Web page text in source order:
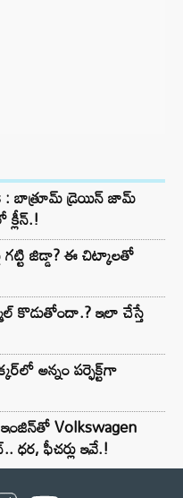
: బాత్రూమ్ డ్రెయిన్ జామ్
జిడ్డా? ఈ చిట్కాలతో
కొడుతోందా.? ఇలా చేస్తే
అన్నం పర్ఫెక్ట్‌గా
Volkswagen
ధర, ఫీచర్లు ఇవే.!